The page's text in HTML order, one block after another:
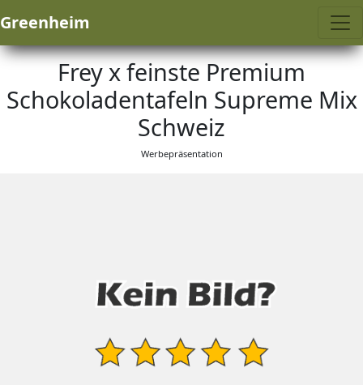
Greenheim
Frey x feinste Premium
Schokoladentafeln Supreme Mix
Schweiz
Werbepräsentation